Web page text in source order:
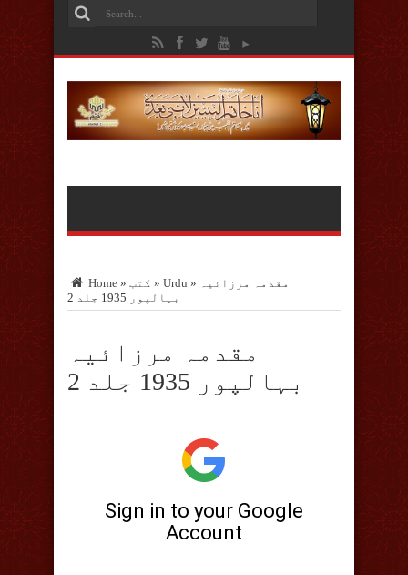
Home » کتب » Urdu »
مقدمہ مرزائیہ
بہالپور 1935 جلد 2
مقدمہ مرزائیہ
بہالپور 1935 جلد 2